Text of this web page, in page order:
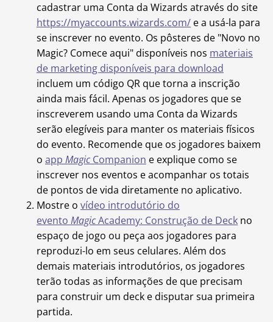
cadastrar uma Conta da Wizards através do site
https://myaccounts.wizards.com/ e a usá-la para
se inscrever no evento. Os pôsteres de "Novo no
Magic? Comece aqui" disponíveis nos materiais
de marketing disponíveis para download
incluem um código QR que torna a inscrição
ainda mais fácil. Apenas os jogadores que se
inscreverem usando uma Conta da Wizards
serão elegíveis para manter os materiais físicos
do evento. Recomende que os jogadores baixem
o app MagicCompanion e explique como se
inscrever nos eventos e acompanhar os totais
de pontos de vida diretamente no aplicativo.
Mostre o vídeo introdutório do
evento MagicAcademy: Construção de Deck no
espaço de jogo ou peça aos jogadores para
reproduzi-lo em seus celulares. Além dos
demais materiais introdutórios, os jogadores
terão todas as informações de que precisam
para construir um deck e disputar sua primeira
partida.